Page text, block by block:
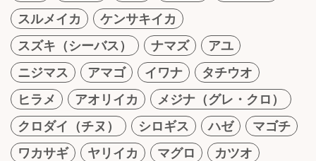
スルメイカ
ケンサキイカ
スズキ（シーバス）
ナマズ
アユ
ニジマス
アマゴ イワナ
タチウオ
ヒラメ
アオリイカ
メジナ（グレ・クロ）
クロダイ（チヌ）
シロギス ハゼ
マゴチ
ワカサギ
ヤリイカ マグロ
カツオ